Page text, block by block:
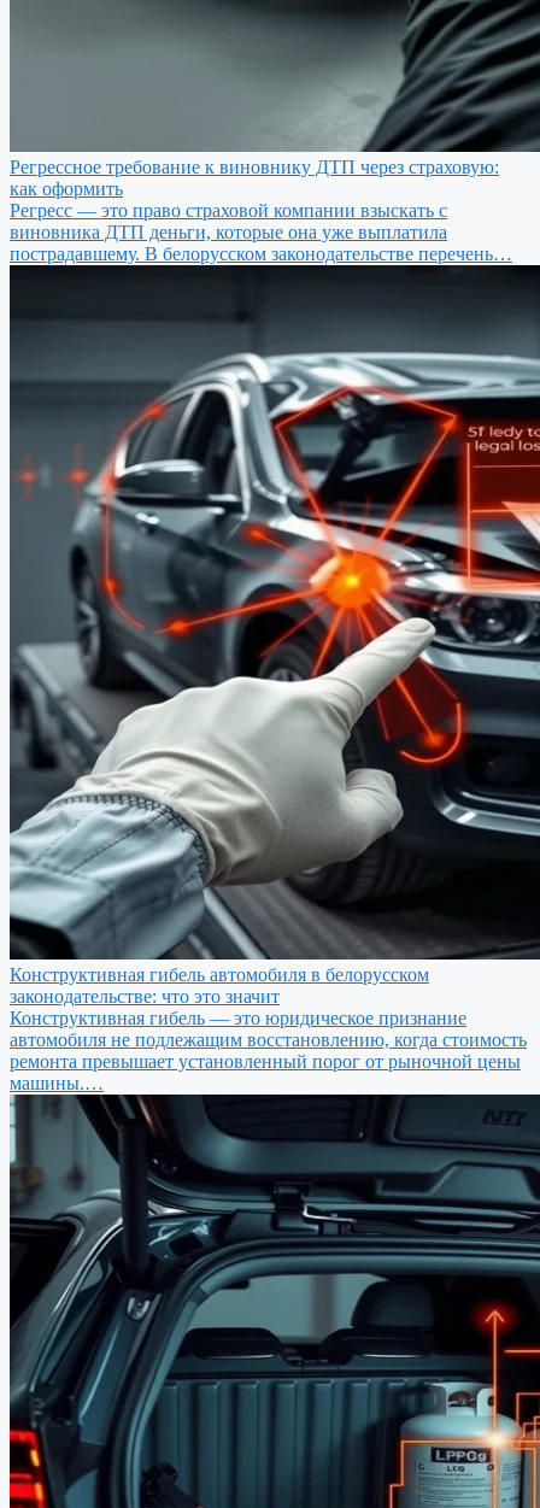
Регрессное требование к виновнику ДТП через страховую:
как оформить
Регресс — это право страховой компании взыскать с
виновника ДТП деньги, которые она уже выплатила
пострадавшему. В белорусском законодательстве перечень…
Конструктивная гибель автомобиля в белорусском
законодательстве: что это значит
Конструктивная гибель — это юридическое признание
автомобиля не подлежащим восстановлению, когда стоимость
ремонта превышает установленный порог от рыночной цены
машины.…